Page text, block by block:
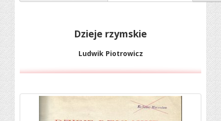
Dzieje rzymskie
Ludwik Piotrowicz